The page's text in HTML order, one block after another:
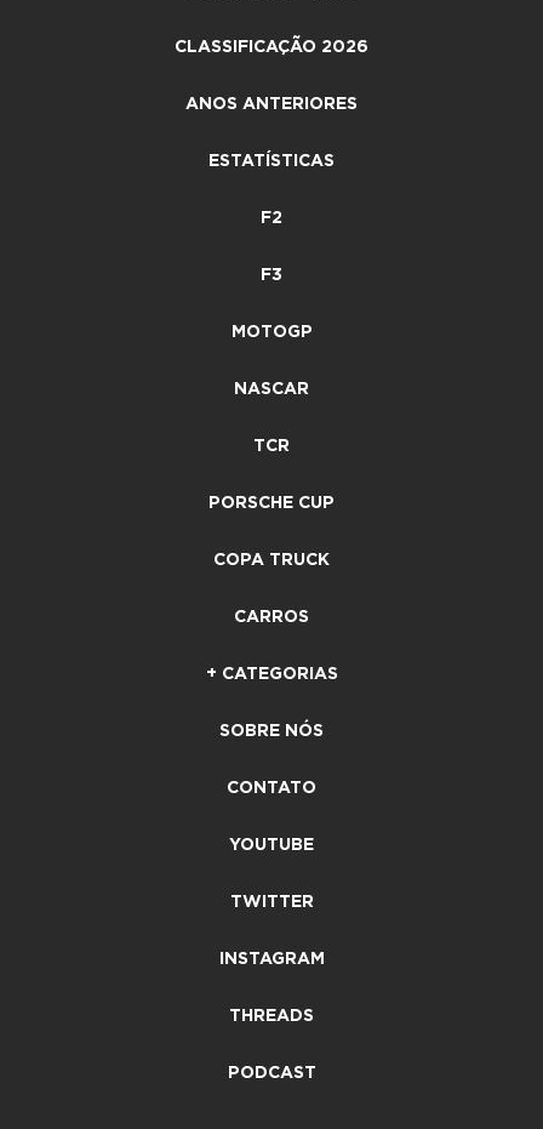
CLASSIFICAÇÃO 2026
ANOS ANTERIORES
ESTATÍSTICAS
F2
F3
MOTOGP
NASCAR
TCR
PORSCHE CUP
COPA TRUCK
CARROS
+ CATEGORIAS
SOBRE NÓS
CONTATO
YOUTUBE
TWITTER
INSTAGRAM
THREADS
PODCAST